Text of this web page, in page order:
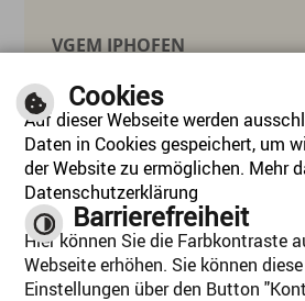
VGEM IPHOFEN
Marktplatz 26
97346 Iphofen
E-Mail schreiben
ÖFFNUNGSZEITEN
Mo, Di, Mi, Do:
Mittwoch:
Freitag:
08:00 - 12:30 Uhr
Nachmittag
08:00 - 12:30
Cookies
Auf dieser Webseite werden
Daten in Cookies gespeichert, um
der Website zu ermöglichen. Mehr
Datenschutzerklärung
Barrierefreiheit
Hier können Sie die Farbkontraste
Webseite erhöhen. Sie können diese
Einstellungen über den Button